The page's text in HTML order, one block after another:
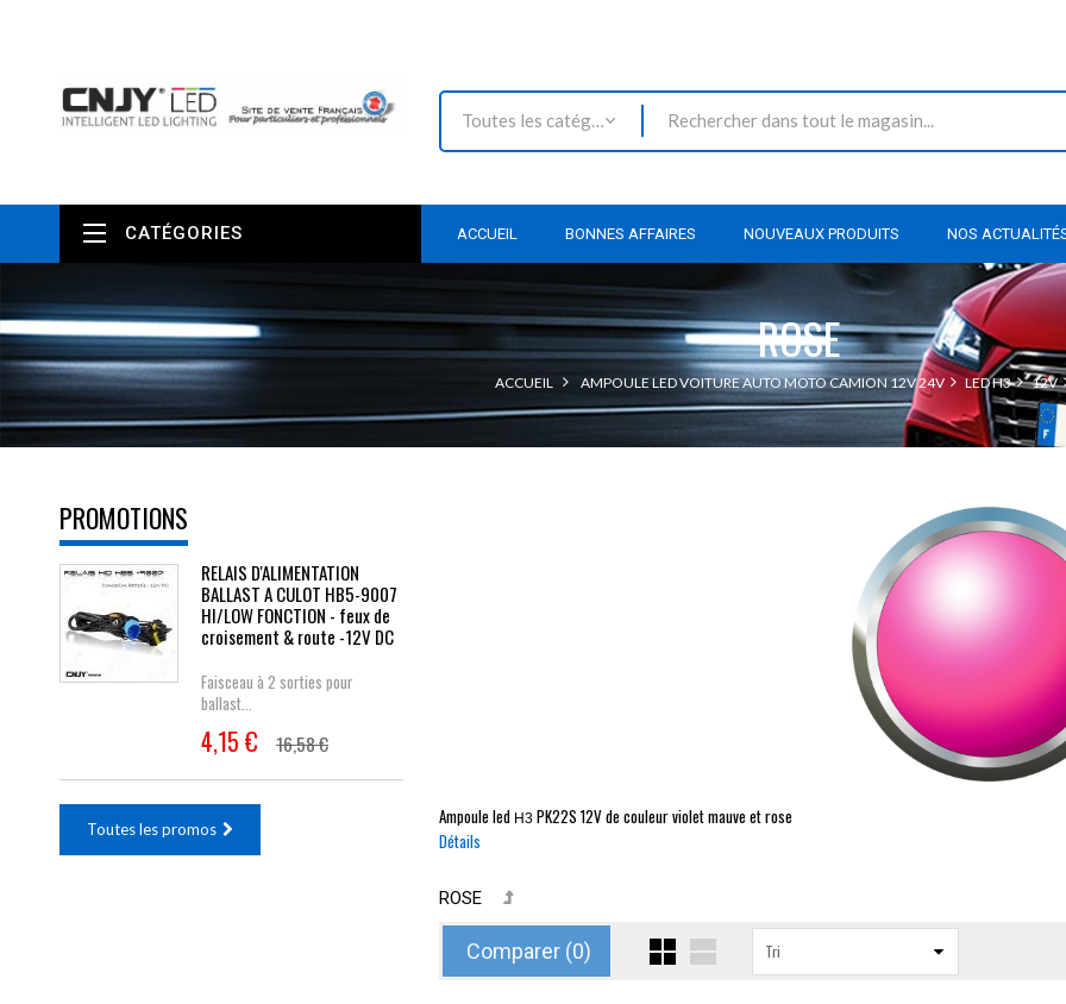
Toutes les catégories
ACCUEIL BONNES AFFAIRES NOUVEAUX PRODUITS NOS
CATÉGORIES
ROSE
ACCUEIL AMPOULE LED VOITURE AUTO MOTO CAMION 12V 24V LED H3 12V
PROMOTIONS
RELAIS D'ALIMENTATION
BALLAST A CULOT HB5-9007
HI/LOW FONCTION - feux de
croisement & route -12V DC
Faisceau à 2 sorties pour
ballast...
4,15 € 16,58 €
Toutes les promos
Ampoule led H3 PK22S 12V de couleur violet mauve et rose
Détails
ROSE
Comparer (0) Tri